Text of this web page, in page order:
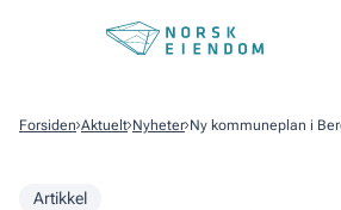
Forsiden Aktuelt Nyheter Ny kommuneplan i
Artikkel